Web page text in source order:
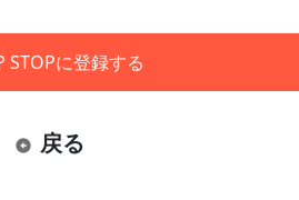
STOPに登録する
戻る